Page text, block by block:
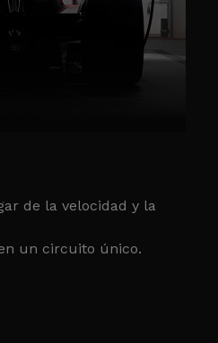
de la velocidad y la
un circuito único.